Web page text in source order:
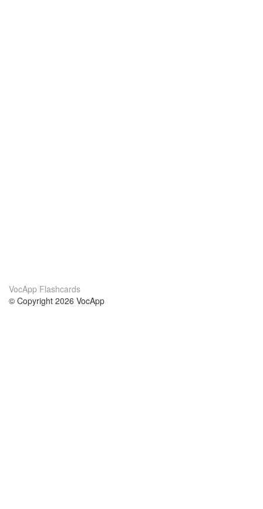
VocApp Flashcards
© Copyright 2026 VocApp